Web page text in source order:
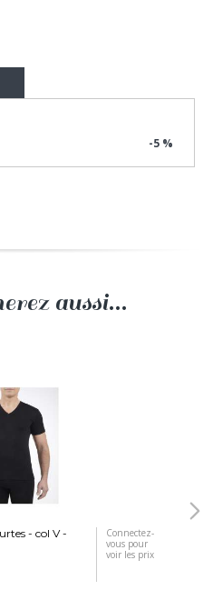
-5 %
aussi...
- col V -
Connectez-
vous pour
voir les prix